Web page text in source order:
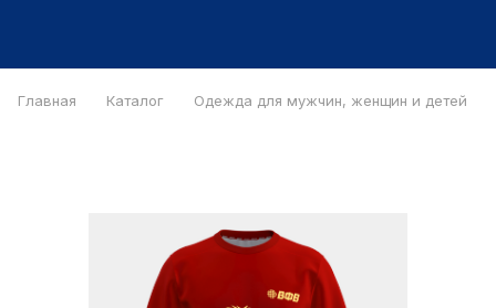
Главная Каталог Одежда для мужчин, женщин и детей